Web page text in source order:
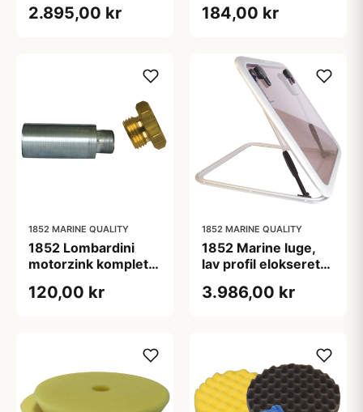
2.895,00 kr
1/2"
184,00 kr
1852 MARINE QUALITY
1852 Lombardini
motorzink komplet
møtrik:16x1,5
120,00 kr
1852 MARINE QUALITY
1852 Marine luge,
lav profil elokseret
3.986,00 kr